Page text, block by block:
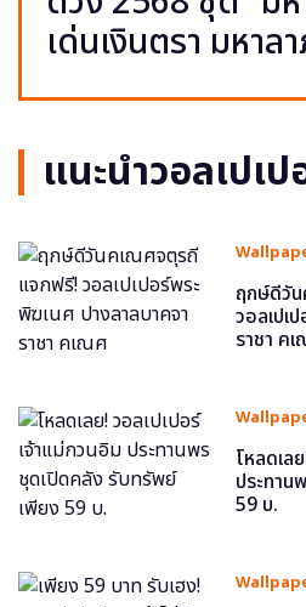
เด่นเงินตรา มหาล
แนะนำวอลเปเป
ฤกษ์ดีวั
วอลเปเ
ราชา ค
โหลดเล
ประทาน
59 บ.